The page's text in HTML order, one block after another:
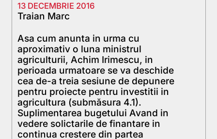
13 DECEMBRIE 2016
Traian Marc
Asa cum anunta in urma cu
aproximativ o luna ministrul
agriculturii, Achim Irimescu, in
perioada urmatoare se va deschide
cea de-a treia sesiune de depunere
pentru proiecte pentru investitii in
agricultura (submăsura 4.1).
Suplimentarea bugetului Avand in
vedere solictarile de finantare in
continua crestere din partea